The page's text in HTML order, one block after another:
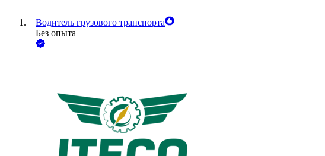
Водитель грузового транспорта
Без опыта